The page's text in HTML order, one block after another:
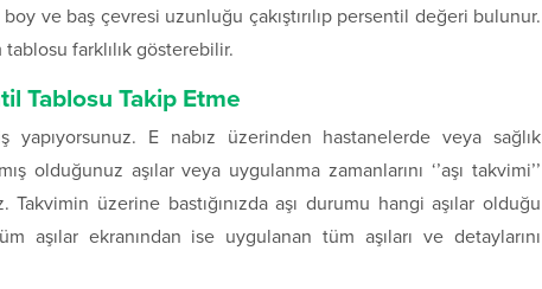
ve baş çevresi uzunluğu çakıştırılıp persentil değeri bulunur.
farklılık gösterebilir.
Tablosu Takip Etme
E nabız üzerinden hastanelerde veya sağlık
olduğunuz aşılar veya uygulanma zamanlarını ‘’aşı takvimi’’
üzerine bastığınızda aşı durumu hangi aşılar olduğu
aşılar ekranından ise uygulanan tüm aşıları ve detaylarını